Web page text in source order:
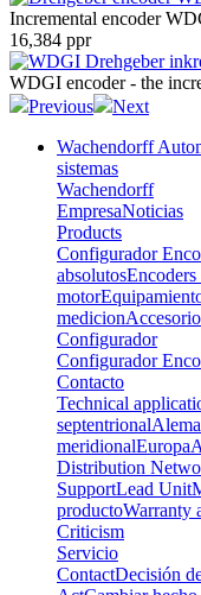
Incremental encoder
16,384 ppr
WDGI encoder - the
Previous
Next
Wachendorff
sistemas
Wachendorff
EmpresaNoticias
Products
Configurador
absolutosEncoders
motor
medicion
Configurador
Configurador
Contacto
Technical
septentrional
meridionalEuropa
Distribution
SupportLead Unit
productoWarranty
Criticism
Servicio
ContactDecisión